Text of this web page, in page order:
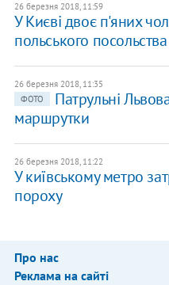
26 березня 2018, 11:59
У Києві двоє п'яних
польського посольства
26 березня 2018, 11:35
ФОТО
Патрульні
маршрутки
26 березня 2018, 11:22
У київському метро
пороху
Про нас
Реклама на сайті